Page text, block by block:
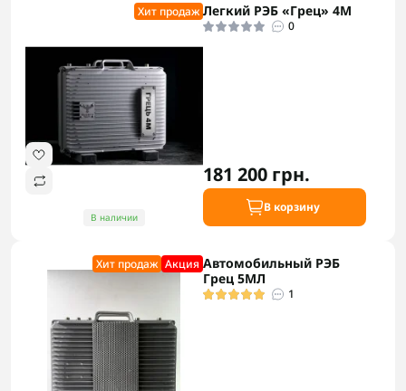
Хит продаж
В наличии
Легкий РЭБ «Грец» 4М
0
181 200 грн.
В корзину
Хит продаж Акция Автомобильный РЭБ
Грец 5МЛ
1